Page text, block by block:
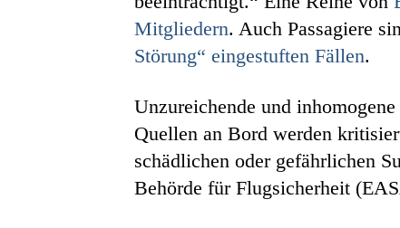
Mitgliedern. Auch Passagiere
Störung“ eingestuften Fällen.
Unzureichende und
Quellen an Bord werden
schädlichen oder gefährlichen
Behörde für Flugsicherheit